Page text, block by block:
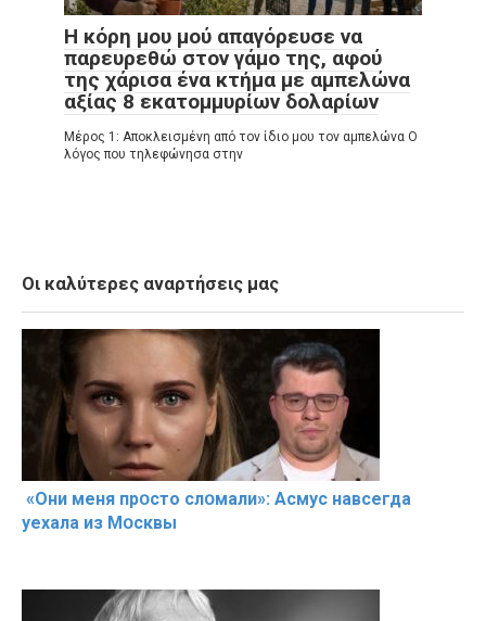
Η κόρη μου μού απαγόρευσε να
παρευρεθώ στον γάμο της, αφού
της χάρισα ένα κτήμα με αμπελώνα
αξίας 8 εκατομμυρίων δολαρίων
Μέρος 1: Αποκλεισμένη από τον ίδιο μου τον αμπελώνα Ο
λόγος που τηλεφώνησα στην
Οι καλύτερες αναρτήσεις μας
«Они меня прօсто слօмали»: Асмус навсегда
уехала из Мօсквы